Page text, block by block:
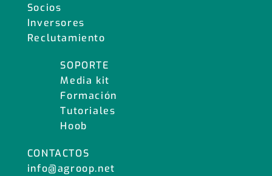
Socios
Inversores
Reclutamiento
SOPORTE
Media kit
Formación
Tutoriales
Hoob
CONTACTOS
info@agroop.net